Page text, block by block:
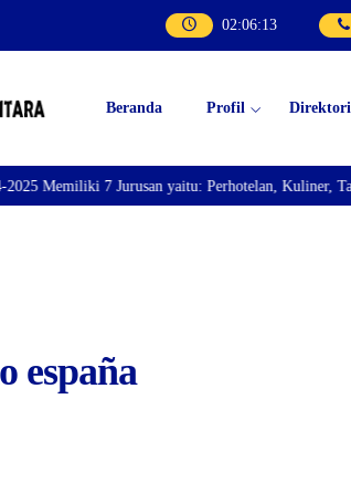
02:06:14
Beranda Profil Direktori
7 Jurusan yaitu: Perhotelan, Kuliner,
españa